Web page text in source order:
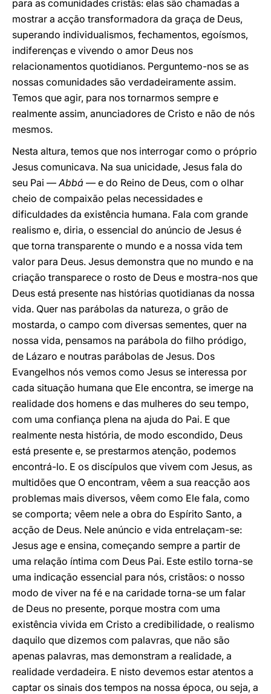
para as comunidades cristãs: elas são chamadas a
mostrar a acção transformadora da graça de Deus,
superando individualismos, fechamentos, egoísmos,
indiferenças e vivendo o amor Deus nos
relacionamentos quotidianos. Perguntemo-nos se as
nossas comunidades são verdadeiramente assim.
Temos que agir, para nos tornarmos sempre e
realmente assim, anunciadores de Cristo e não de nós
mesmos.
Nesta altura, temos que nos interrogar como o próprio
Jesus comunicava. Na sua unicidade, Jesus fala do
seu Pai —Abbá — e do Reino de Deus, com o olhar
cheio de compaixão pelas necessidades e
dificuldades da existência humana. Fala com grande
realismo e, diria, o essencial do anúncio de Jesus é
que torna transparente o mundo e a nossa vida tem
valor para Deus. Jesus demonstra que no mundo e na
criação transparece o rosto de Deus e mostra-nos que
Deus está presente nas histórias quotidianas da nossa
vida. Quer nas parábolas da natureza, o grão de
mostarda, o campo com diversas sementes, quer na
nossa vida, pensamos na parábola do filho pródigo,
de Lázaro e noutras parábolas de Jesus. Dos
Evangelhos nós vemos como Jesus se interessa por
cada situação humana que Ele encontra, se imerge na
realidade dos homens e das mulheres do seu tempo,
com uma confiança plena na ajuda do Pai. E que
realmente nesta história, de modo escondido, Deus
está presente e, se prestarmos atenção, podemos
encontrá-lo. E os discípulos que vivem com Jesus, as
multidões que O encontram, vêem a sua reacção aos
problemas mais diversos, vêem como Ele fala, como
se comporta; vêem nele a obra do Espírito Santo, a
acção de Deus. Nele anúncio e vida entrelaçam-se:
Jesus age e ensina, começando sempre a partir de
uma relação íntima com Deus Pai. Este estilo torna-se
uma indicação essencial para nós, cristãos: o nosso
modo de viver na fé e na caridade torna-se um falar
de Deus no presente, porque mostra com uma
existência vivida em Cristo a credibilidade, o realismo
daquilo que dizemos com palavras, que não são
apenas palavras, mas demonstram a realidade, a
realidade verdadeira. E nisto devemos estar atentos a
captar os sinais dos tempos na nossa época, ou seja, a